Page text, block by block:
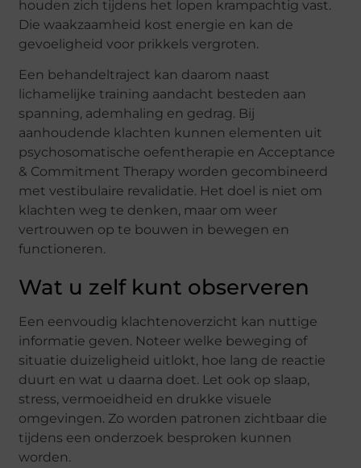
houden zich tijdens het lopen krampachtig vast.
Die waakzaamheid kost energie en kan de
gevoeligheid voor prikkels vergroten.
Een behandeltraject kan daarom naast
lichamelijke training aandacht besteden aan
spanning, ademhaling en gedrag. Bij
aanhoudende klachten kunnen elementen uit
psychosomatische oefentherapie en Acceptance
& Commitment Therapy worden gecombineerd
met vestibulaire revalidatie. Het doel is niet om
klachten weg te denken, maar om weer
vertrouwen op te bouwen in bewegen en
functioneren.
Wat u zelf kunt observeren
Een eenvoudig klachtenoverzicht kan nuttige
informatie geven. Noteer welke beweging of
situatie duizeligheid uitlokt, hoe lang de reactie
duurt en wat u daarna doet. Let ook op slaap,
stress, vermoeidheid en drukke visuele
omgevingen. Zo worden patronen zichtbaar die
tijdens een onderzoek besproken kunnen
worden.